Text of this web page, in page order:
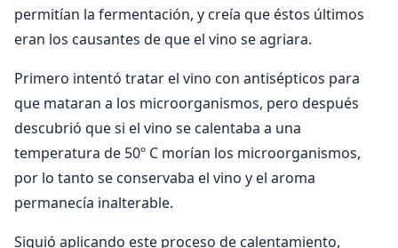
permitían la fermentación, y creía que éstos últimos
eran los causantes de que el vino se agriara.
Primero intentó tratar el vino con antisépticos para
que mataran a los microorganismos, pero después
descubrió que si el vino se calentaba a una
temperatura de 50º C morían los microorganismos,
por lo tanto se conservaba el vino y el aroma
permanecía inalterable.
Siguió aplicando este proceso de calentamiento,